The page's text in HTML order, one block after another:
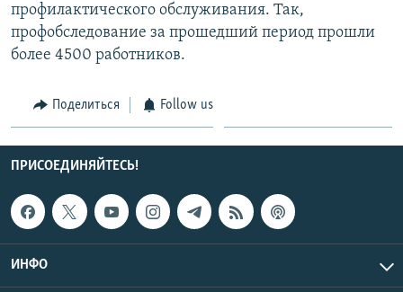
профилактического обслуживания. Так,
профобследование за прошедший период прошли
более 4500 работников.
Поделиться Follow us
ПРИСОЕДИНЯЙТЕСЬ!
ИНФО